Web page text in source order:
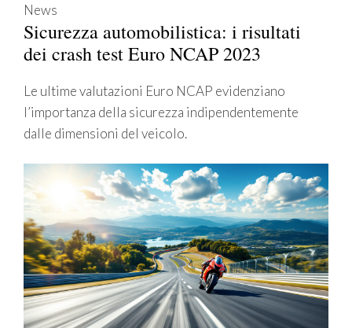
News
Sicurezza automobilistica: i risultati
dei crash test Euro NCAP 2023
Le ultime valutazioni Euro NCAP evidenziano
l’importanza della sicurezza indipendentemente
dalle dimensioni del veicolo.